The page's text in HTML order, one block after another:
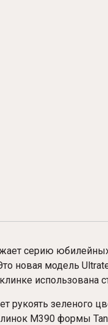
серию
новая модель
использована
рукоять зеленого
M390 формы